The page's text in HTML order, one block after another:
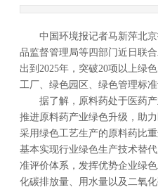
中国环境报记者马新萍北
品监督管理局等四部门近日联
出到2025年，突破20项以上绿
工厂、绿色园区、绿色管理标
据了解，原料药处于医药
推进原料药产业绿色升级，助
采用绿色工艺生产的原料药比
基本实现行业绿色生产技术替
准评价体系，发挥优势企业绿
化碳排放量、用水量以及二氧